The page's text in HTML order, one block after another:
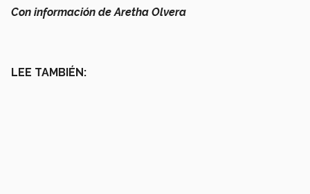
Con información de Aretha Olvera
LEE TAMBIÉN: